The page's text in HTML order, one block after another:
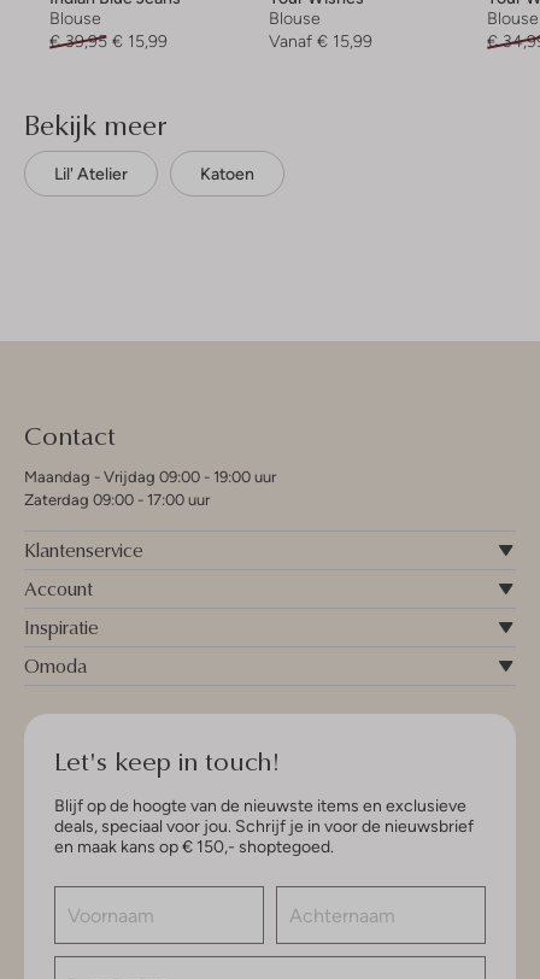
Blouse
€ 39,95 € 15,99
Blouse
Vanaf € 15,99
Blouse
€
Bekijk meer
Lil' Atelier Katoen
Contact
Maandag - Vrijdag 09:00 - 19:00 uur
Zaterdag 09:00 - 17:00 uur
Klantenservice
Account
Inspiratie
Omoda
Let's keep in touch!
Blijf op de hoogte van de nieuwste items en exclusieve
deals, speciaal voor jou. Schrijf je in voor de nieuwsbrief
en maak kans op € 150,- shoptegoed.